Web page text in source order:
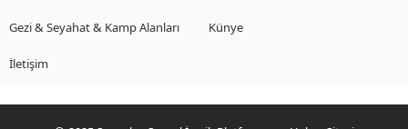
Gezi & Seyahat & Kamp Alanları Künye
İletişim